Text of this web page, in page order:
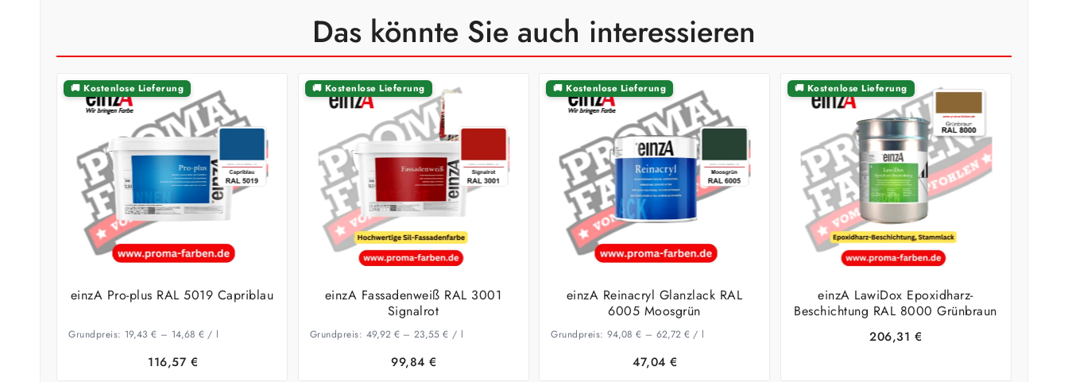
Das könnte Sie auch interessieren
🚚 Kostenlose Lieferung
einzA Pro-plus RAL 5019 Capriblau
Grundpreis: 19,43 € – 14,68 €/ l
116,57 €
🚚 Kostenlose Lieferung
einzA Fassadenweiß RAL 3001
Signalrot
Grundpreis: 49,92 €– 23,55 € / l
99,84€
🚚 Kostenlose Lieferung
einzA Reinacryl Glanzlack RAL
6005 Moosgrün
Grundpreis: 94,08 € – 62,72 €/ l
47,04€
🚚 Kostenlose Lieferung
einzA LawiDox Epoxidharz-
Beschichtung RAL 8000 Grünbraun
206,31 €